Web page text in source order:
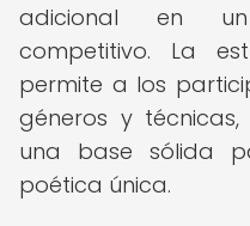
adicional en
competitivo. La
permite a los
géneros y
una base sólida
poética única.